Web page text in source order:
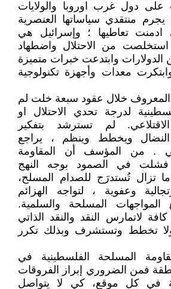
على دول غرب اوروبا والولايات
منتقدي سياساتها العنصرية
ادمنت تعاطيها ؛ وإسرائيل هي
استخلصت من الاحتلال واضطهاد
الدولارات وابتدعت خبرات متميزة
معدات وأجهزة تكنولوجية
خلال عقود سبعة خلت لم
لدرجة تحدي الاحتلال او
لم تسترشد بتفكير
النضال ويخطط وينظم ، يراجع
. من المؤسف أن المقاومة
فشلت في الصمود بوجه النهج
ما تزال تُستدرَج للصدام المسلح،
وعفوية ، لتواجه الهزائم
المواجهات المسلحة والسلمية.
لاتمارس النقد والنقد الذاتي
ولا تخطط وتستشرف وبذلك تكرر
المسلحة الفلسطينية في
فمن الضروري إبراز الفروقات
في كل موقع، كي لا يتواصل